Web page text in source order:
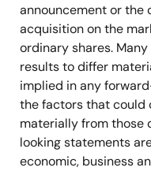
announcement or the
acquisition on the
ordinary shares.
results to differ
implied in any
the factors that could
materially from those
looking statements
economic, business